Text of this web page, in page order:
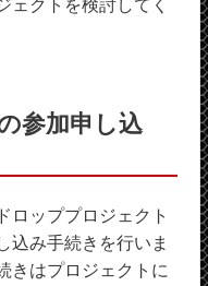
ェクトを検討してく
参加申し込
ロッププロジェクト
込み手続きを行いま
きはプロジェクトに